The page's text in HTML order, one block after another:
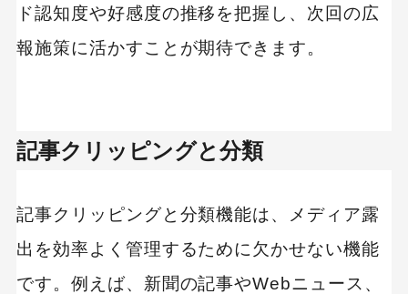
ド認知度や好感度の推移を把握し、次回の広
報施策に活かすことが期待できます。
記事クリッピングと分類
記事クリッピングと分類機能は、メディア露
出を効率よく管理するために欠かせない機能
です。例えば、新聞の記事やWebニュース、